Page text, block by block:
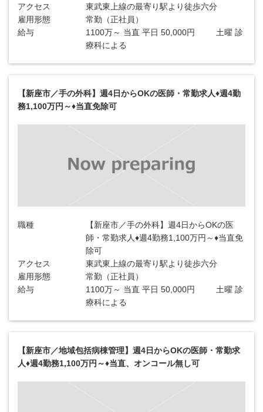
アクセス
東武東上線の最寄り駅より徒歩六分
雇用形態
常勤（正社員）
給与
1100万～ 当直 平日 50,000円 土曜 診
療科による
【新座市／手の外科】週4日からOKの医師・常勤求人♦週4勤
務1,100万円～♦当直免除可
職種
【新座市／手の外科】週4日からOKの医
師・常勤求人♦週4勤務1,100万円～♦当直免
除可
アクセス
東武東上線の最寄り駅より徒歩六分
雇用形態
常勤（正社員）
給与
1100万～ 当直 平日 50,000円 土曜 診
療科による
【新座市／地域包括病棟管理】週4日からOKの医師・常勤求
人♦週4勤務1,100万円～♦当直、オンコール無し可